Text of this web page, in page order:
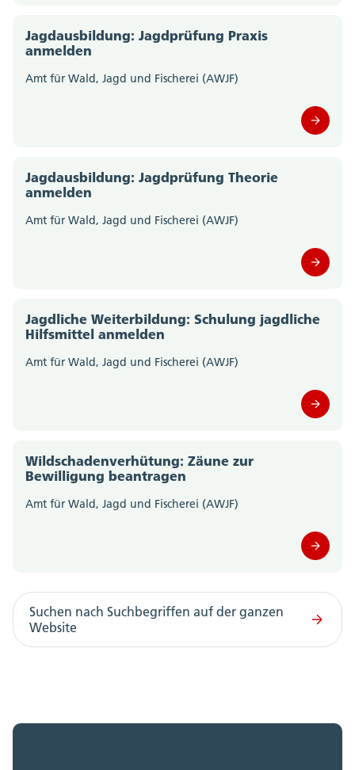
Amt für Verkehr und Tiefbau (0)
Amt für Wirtschaft und Arbeit (0)
(0)
Departement für Bildung und Kultur;
Migrationsamt (0)
Motorfahrzeugkontrolle (0)
Steueramt (0)
Volksschulamt (0)
Jagdausbildung: Jagdprüfung Praxis
anmelden
Amt für Wald, Jagd und Fischerei (AWJF)
Jagdausbildung: Jagdprüfung Theorie
anmelden
Amt für Wald, Jagd und Fischerei (AWJF)
Jagdliche Weiterbildung: Schulung jagdliche
Hilfsmittel anmelden
Amt für Wald, Jagd und Fischerei (AWJF)
Wildschadenverhütung: Zäune zur
Bewilligung beantragen
Amt für Wald, Jagd und Fischerei (AWJF)
Suchen nach Suchbegriffen auf der ganzen
Website